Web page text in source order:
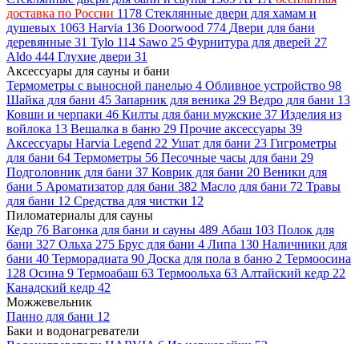
доставка по России 1178 Стеклянные двери для хамам и
душевых 1063 Harvia 136 Doorwood 774 Двери для бани
деревянные 31 Tylo 114 Sawo 25 Фурнитура для дверей 27
Aldo 444 Глухие двери 31
Аксессуары для сауны и бани
Термометры с выносной панелью 4 Обливное устройство 98
Шайка для бани 45 Запарник для веника 29 Ведро для бани 13
Ковши и черпаки 46 Килты для бани мужские 37 Изделия из
войлока 13 Вешалка в баню 29 Прочие аксессуары 39
Аксессуары Harvia Legend 22 Ушат для бани 23 Гигрометры
для бани 64 Термометры 56 Песочные часы для бани 29
Подголовник для бани 37 Коврик для бани 20 Веники для
бани 5 Ароматизатор для бани 382 Масло для бани 72 Травы
для бани 12 Средства для чистки 12
Пиломатериалы для сауны
Кедр 76 Вагонка для бани и сауны 489 Абаш 103 Полок для
бани 327 Ольха 275 Брус для бани 4 Липа 130 Наличники для
бани 40 Терморадиата 90 Доска для пола в баню 2 Термоосина
128 Осина 9 Термоабаш 63 Термоольха 63 Алтайский кедр 22
Канадский кедр 42
Можжевельник
Панно для бани 12
Баки и водонагреватели